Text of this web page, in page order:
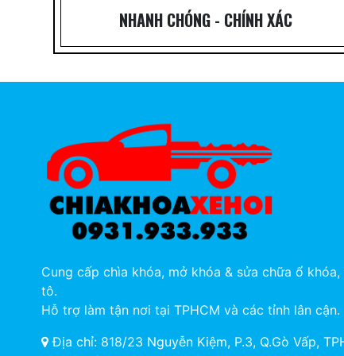
NHANH CHÓNG - CHÍNH XÁC
Cung cấp chìa khóa, mở khóa & sửa chữa ổ
tô.
Hỗ trợ làm tận nơi tại TPHCM và các tỉnh lân cận.
Địa chỉ: 818/23 Nguyễn Kiệm, P.3, Q.Gò Vấp,